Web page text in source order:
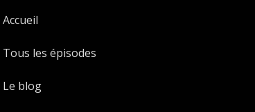
Accueil
Tous les épisodes
Le blog